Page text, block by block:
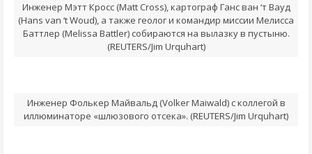
Инженер Мэтт Кросс (Matt Cross), картограф Ганс ван ‘т Вауд
(Hans van ‘t Woud), а также геолог и командир миссии Мелисса
Баттлер (Melissa Battler) собираются на вылазку в пустыню.
(REUTERS/Jim Urquhart)
Инженер Фолькер Майвальд (Volker Maiwald) с коллегой в
иллюминаторе «шлюзового отсека». (REUTERS/Jim Urquhart)